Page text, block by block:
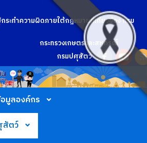
ะทำความผิดภายใต้กฎหมายที่เกี่ยวข้อง กรม
กระทรวงเกษตรและสหกรณ์
กรมปศุสัตว์
มูลองค์กร
สัตว์